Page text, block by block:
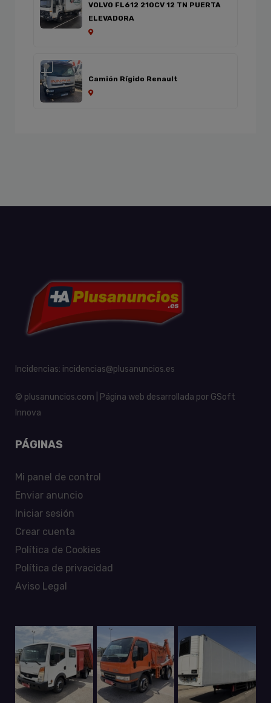
VOLVO FL612 210CV 12 TN PUERTA
ELEVADORA
Camión Rígido Renault
Incidencias: incidencias@plusanuncios.es
© plusanuncios.com | Página web desarrollada por GSoft
Innova
PÁGINAS
Mi panel de control
Enviar anuncio
Iniciar sesión
Crear cuenta
Política de Cookies
Política de privacidad
Aviso Legal